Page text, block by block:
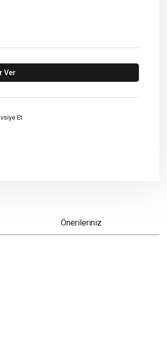
Ver
Et
Önerileriniz